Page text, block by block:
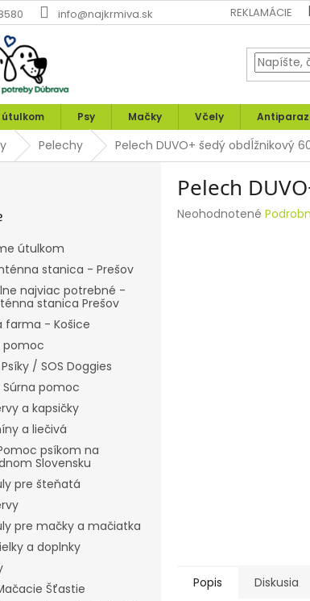
info@najkrmiva.sk REKLAMÁCIE
útulkom Psy Mačky Včely
Pelechy Pelech DUVO+ šedý obdĺžnikový
útulkom
stanica - Prešov
najviac potrebné -
stanica Prešov
farma - Košice
pomoc
Psíky / SOS Doggies
Súrna pomoc
a kapsičky
a liečivá
psíkom na
Slovensku
pre šteňatá
pre mačky a mačiatka
a doplnky
Šťastie
Pelech
Priemerné
Neohodnotené
Popis Diskusia